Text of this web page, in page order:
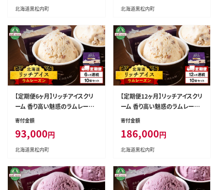
北海道黒松内町 北海道黒松内町
【定期便6ヶ月】リッチアイスクリ
ーム 香り高い魅惑のラムレーズ
ン 10個セット（100ml）
寄付金額
93,000円
北海道黒松内町
【定期便12ヶ月】リッチアイスクリ
ーム 香り高い魅惑のラムレーズ
ン 10個セット（100ml）
寄付金額
186,000円
北海道黒松内町